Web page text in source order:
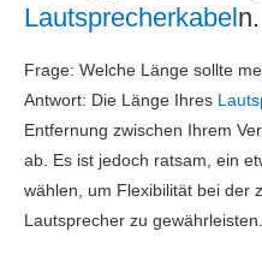
Lautsprecherkabeln.
Frage: Welche Länge sollte
Antwort: Die Länge Ihres
Entfernung zwischen Ihrem
ab. Es ist jedoch ratsam, ein
wählen, um Flexibilität bei der
Lautsprecher zu gewährleisten.